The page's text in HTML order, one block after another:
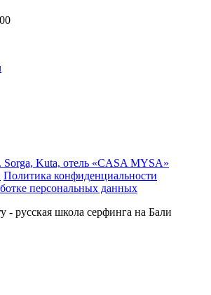
Sorga, Kuta, отель «CASA MYSA»
Политика конфиденциальности
персональных данных
- русская школа серфинга на Бали